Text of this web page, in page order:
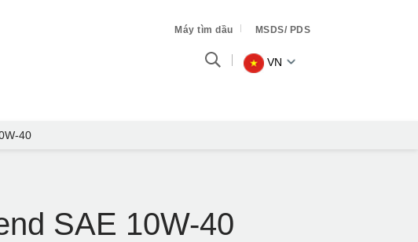
Máy tìm dầu MSDS/ PDS
VN
40
SAE 10W-40